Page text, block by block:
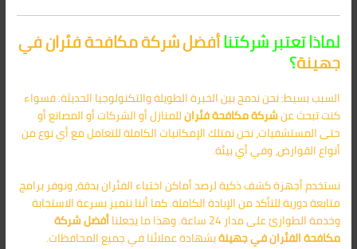
لماذا تعتبر شركتناأفضل شركة مكافحة فئران في
جهينة؟
السبب بسيط: نحن ندمج بين الخبرة الطويلة والتكنولوجيا الحديثة. فسواء
كنت تبحث عنشركة مكافحة فئرانللمنازل أو الشركات أو المصانع أو
حتى المستشفيات، نحن نمتلك الإمكانيات الكاملة للتعامل مع أي نوع من
أنواع القوارض، وفي أي بيئة.
نستخدم أجهزة كشف ذكية لرصد أماكن اختباء الفئران بدقة، ونوفر برامج
متابعة دورية للتأكد من الإبادة الكاملة. كما أننا نتميز بسرعة الاستجابة
وخدمة الطوارئ على مدار 24 ساعة. وهذا ما يجعلنا
أفضل شركة
مكافحة الفئران في جهينةبشهادة عملائنا في جميع المحافظات.